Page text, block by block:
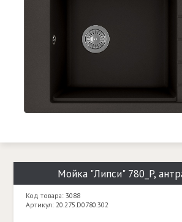
Мойка "Липси" 780_P,
Код товара: 3088
Артикул: 20.275.D0780.302